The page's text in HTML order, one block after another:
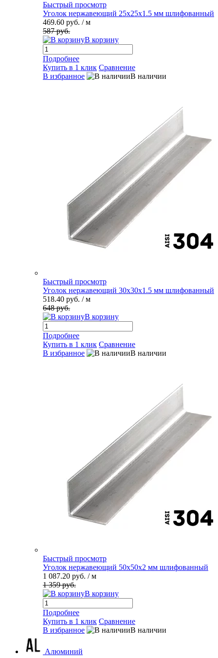
Быстрый просмотр
Уголок нержавеющий 25х25х1.5 мм шлифованный
469.60 руб. / м
587 руб.
В корзину
Подробнее
Купить в 1 клик Сравнение
В избранное
В наличии
Быстрый просмотр
Уголок нержавеющий 30х30х1.5 мм шлифованный
518.40 руб. / м
648 руб.
В корзину
Подробнее
Купить в 1 клик Сравнение
В избранное
В наличии
Быстрый просмотр
Уголок нержавеющий 50х50х2 мм шлифованный
1 087.20 руб. / м
1 359 руб.
В корзину
Подробнее
Купить в 1 клик Сравнение
В избранное
В наличии
Алюминий